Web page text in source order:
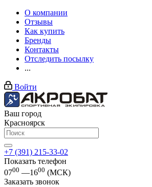
О компании
Отзывы
Как купить
Бренды
Контакты
Отследить посылку
...
Войти
Ваш город
Красноярск
+7 (391) 215-33-02
Показать телефон
0700 —1600 (МСК)
Заказать звонок